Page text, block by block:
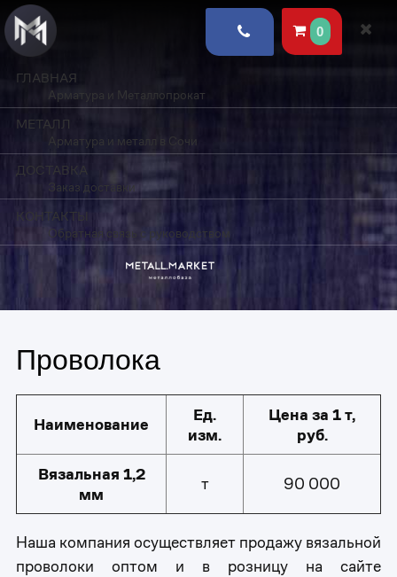
0
ГЛАВНАЯ
Арматура и Металлопрокат
МЕТАЛЛ
Арматура и металл в Сочи
ДОСТАВКА
Заказ доставки
КОНТАКТЫ
Обратная связь с руководством
Проволока
Наименование
Ед.
изм.
Цена за 1 т,
руб.
Вязальная 1,2
мм
т 90 000
Наша компания осуществляет продажу вязальной
проволоки оптом и в розницу на сайте